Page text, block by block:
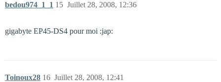
bedou974_1_1 Juillet 28, 2008, 12:36
15
gigabyte EP45-DS4 pour moi :jap:
Toinoux28 Juillet 28, 2008, 12:41
16